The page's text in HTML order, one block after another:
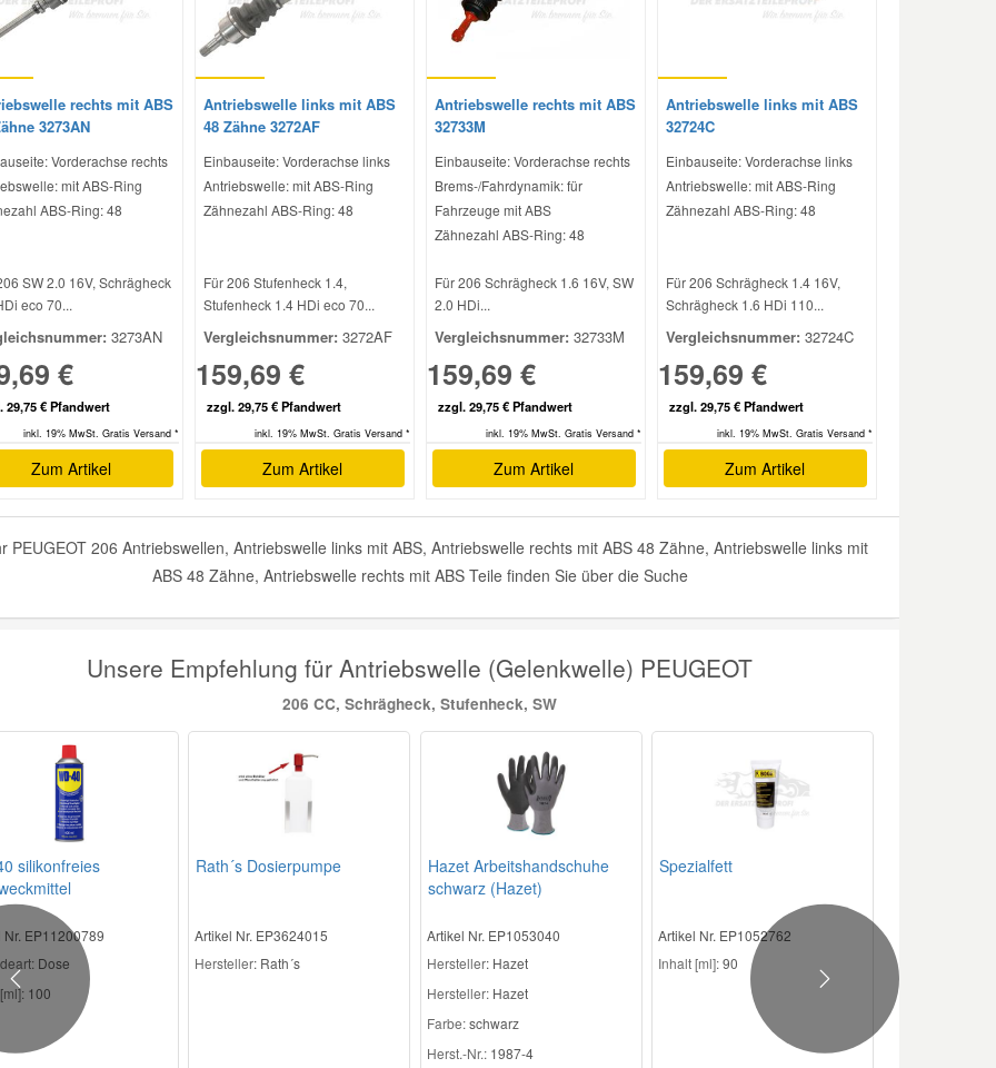
rechts mit ABS
3273AN
Vorderachse rechts
mit ABS-Ring
ABS-Ring: 48
SW 2.0 16V, Schrägheck
eco 70...
3273AN
€
29,75 € Pfandwert
inkl. 19% MwSt. Gratis Versand *
Zum Artikel
Antriebswelle links mit ABS
48 Zähne 3272AF
Einbauseite: Vorderachse links
Antriebswelle: mit ABS-Ring
Zähnezahl ABS-Ring: 48
Für 206 Stufenheck 1.4,
Stufenheck 1.4 HDi eco 70...
Vergleichsnummer: 3272AF
159,69 €
zzgl. 29,75 € Pfandwert
inkl. 19% MwSt. Gratis Versand *
Zum Artikel
Antriebswelle rechts mit ABS
32733M
Einbauseite: Vorderachse rechts
Brems-/Fahrdynamik: für
Fahrzeuge mit ABS
Zähnezahl ABS-Ring: 48
Für 206 Schrägheck 1.6 16V, SW
2.0 HDi...
Vergleichsnummer: 32733M
159,69 €
zzgl. 29,75 € Pfandwert
inkl. 19% MwSt. Gratis Versand *
Zum Artikel
Antriebswelle links mit ABS
32724C
Einbauseite: Vorderachse links
Antriebswelle: mit ABS-Ring
Zähnezahl ABS-Ring: 48
Für 206 Schrägheck 1.4 16V,
Schrägheck 1.6 HDi 110...
Vergleichsnummer: 32724C
159,69 €
zzgl. 29,75 € Pfandwert
inkl. 19% MwSt. Gratis Versand *
Zum Artikel
PEUGEOT 206 Antriebswellen, Antriebswelle links mit ABS, Antriebswelle rechts mit ABS 48 Zähne, Antriebswelle links mit
ABS 48 Zähne, Antriebswelle rechts mit ABS Teile finden Sie über die Suche
Unsere Empfehlung für Antriebswelle (Gelenkwelle) PEUGEOT
206 CC, Schrägheck, Stufenheck, SW
silikonfreies
Nr. EP11200789
Dose
100
Rath´s Dosierpumpe
Artikel Nr. EP3624015
Hersteller: Rath´s
Hazet Arbeitshandschuhe
schwarz (Hazet)
Artikel Nr. EP1053040
Hersteller: Hazet
Hersteller:Hazet
Farbe:schwarz
Herst.-Nr.:1987-4
Spezialfett
Artikel Nr. EP1052762
Inhalt [ml]:90
Previous Next